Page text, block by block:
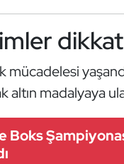
mücadelesi
madalyaya
Boks